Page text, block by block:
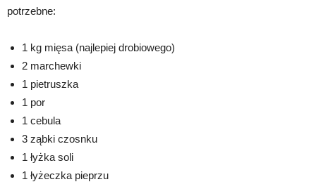
potrzebne:
1 kg mięsa (najlepiej drobiowego)
2 marchewki
1 pietruszka
1 por
1 cebula
3 ząbki czosnku
1 łyżka soli
1 łyżeczka pieprzu